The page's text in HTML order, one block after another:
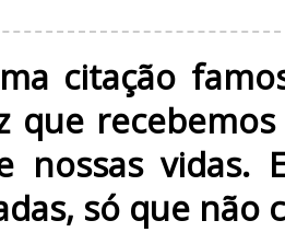
citação
que
nossas vidas.
só que não